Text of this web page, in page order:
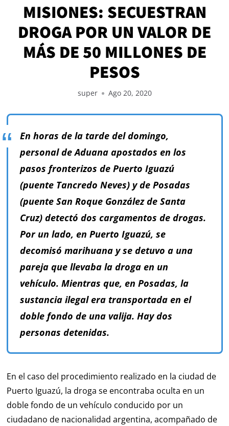
ADHERIDO A:
MISIONES: SECUESTRAN
DROGA POR UN VALOR DE
MÁS DE 50 MILLONES DE
PESOS
super Ago 20, 2020
En horas de la tarde del domingo,
personal de Aduana apostados en los
pasos fronterizos de Puerto Iguazú
(puente Tancredo Neves) y de Posadas
(puente San Roque González de Santa
Cruz) detectó dos cargamentos de drogas.
Por un lado, en Puerto Iguazú, se
decomisó marihuana y se detuvo a una
pareja que llevaba la droga en un
vehículo. Mientras que, en Posadas, la
sustancia ilegal era transportada en el
doble fondo de una valija. Hay dos
personas detenidas.
En el caso del procedimiento realizado en la ciudad de
Puerto Iguazú, la droga se encontraba oculta en un
doble fondo de un vehículo conducido por un
ciudadano de nacionalidad argentina, acompañado de